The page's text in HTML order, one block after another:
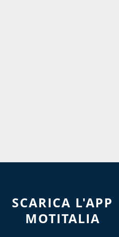
SCARICA L'APP
MOTITALIA